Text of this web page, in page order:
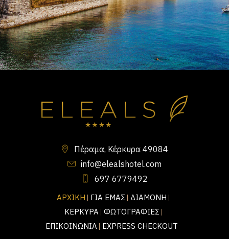
Πέραμα, Κέρκυρα 49084
info@elealshotel.com
697 6779492
ΑΡΧΙΚΗ ΓΙΑ ΕΜΑΣ
ΔΙΑΜΟΝΗ
ΚΕΡΚΥΡΑ ΦΩΤΟΓΡΑΦΙΕΣ
ΕΠΙΚΟΙΝΩΝΙΑ EXPRESS CHECKOUT